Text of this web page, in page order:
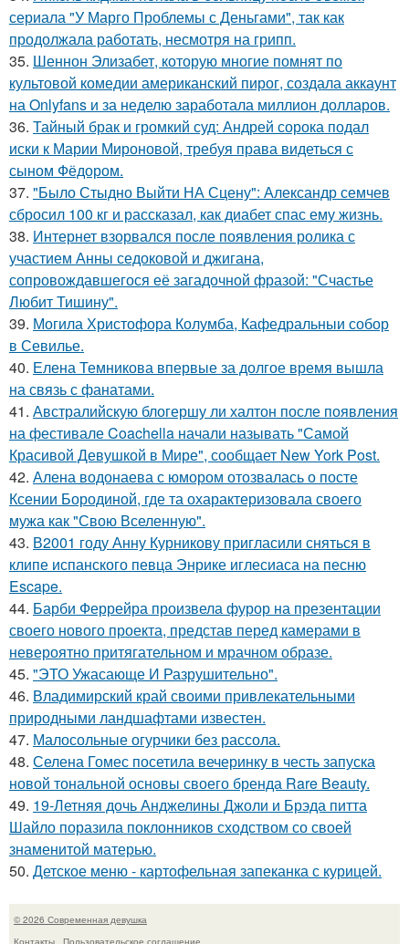
сериала "У Марго Проблемы с Деньгами", так как
продолжала работать, несмотря на грипп.
35. Шеннон Элизабет, которую многие помнят по
культовой комедии американский пирог, создала аккаунт
на Onlyfans и за неделю заработала миллион долларов.
36. Тайный брак и громкий суд: Андрей сорока подал
иски к Марии Мироновой, требуя права видеться с
сыном Фёдором.
37. "Было Стыдно Выйти НА Сцену": Александр семчев
сбросил 100 кг и рассказал, как диабет спас ему жизнь.
38. Интернет взорвался после появления ролика с
участием Анны седоковой и джигана,
сопровождавшегося её загадочной фразой: "Счастье
Любит Тишину".
39. Могила Христофора Колумба, Кафедральныи собор
в Севилье.
40. Елена Темникова впервые за долгое время вышла
на связь с фанатами.
41. Австралийскую блогершу ли халтон после появления
на фестивале Coachella начали называть "Самой
Красивой Девушкой в Мире", сообщает New York Post.
42. Алена водонаева с юмором отозвалась о посте
Ксении Бородиной, где та охарактеризовала своего
мужа как "Свою Вселенную".
43. В2001 году Анну Курникову пригласили сняться в
клипе испанского певца Энрике иглесиаса на песню
Escape.
44. Барби Феррейра произвела фурор на презентации
своего нового проекта, представ перед камерами в
невероятно притягательном и мрачном образе.
45. "ЭТО Ужасающе И Разрушительно".
46. Владимирский край своими привлекательными
природными ландшафтами известен.
47. Малосольные огурчики без рассола.
48. Селена Гомес посетила вечеринку в честь запуска
новой тональной основы своего бренда Rare Beauty.
49. 19-Летняя дочь Анджелины Джоли и Брэда питта
Шайло поразила поклонников сходством со своей
знаменитой матерью.
50. Детское меню - картофельная запеканка с курицей.
© 2026 Современная девушка
Контакты
Пользовательское соглашение